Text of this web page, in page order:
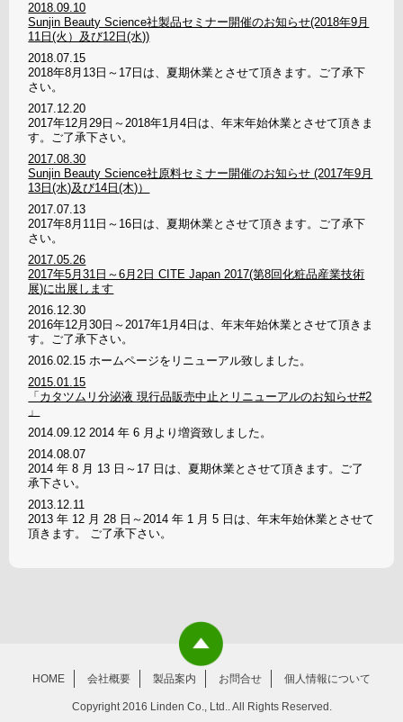
2018.09.10
Sunjin Beauty Science社製品セミナー開催のお知らせ(2018年9月
11日(火）及び12日(水))
2018.07.15
2018年8月13日～17日は、夏期休業とさせて頂きます。ご了承下
さい。
2017.12.20
2017年12月29日～2018年1月4日は、年末年始休業とさせて頂きま
す。ご了承下さい。
2017.08.30
Sunjin Beauty Science社原料セミナー開催のお知らせ (2017年9月
13日(水)及び14日(木)）
2017.07.13
2017年8月11日～16日は、夏期休業とさせて頂きます。ご了承下
さい。
2017.05.26
2017年5月31日～6月2日 CITE Japan 2017(第8回化粧品産業技術
展)に出展します
2016.12.30
2016年12月30日～2017年1月4日は、年末年始休業とさせて頂きま
す。ご了承下さい。
2016.02.15 ホームページをリニューアル致しました。
2015.01.15
「カタツムリ分泌液 現行品販売中止とリニューアルのお知らせ#2
」
2014.09.12 2014 年 6 月より増資致しました。
2014.08.07
2014 年 8 月 13 日～17 日は、夏期休業とさせて頂きます。ご了
承下さい。
2013.12.11
2013 年 12 月 28 日～2014 年 1 月 5 日は、年末年始休業とさせて
頂きます。 ご了承下さい。
HOME 会社概要 製品案内 お問合せ 個人情報について
Copyright 2016 Linden Co., Ltd.. All Rights Reserved.